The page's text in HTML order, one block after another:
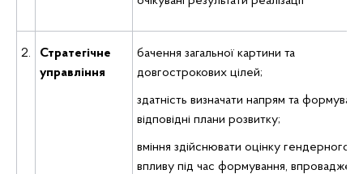
2.
Стратегічне
управління
бачення загальної картини та
довгострокових цілей;
здатність визначати напрям та формувати
відповідні плани розвитку;
вміння здійснювати оцінку гендерного
впливу під час формування,